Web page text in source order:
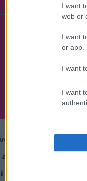
I want
web or
I want
or app.
I want
I want
podviga lotil
2025, ko je v
rekord. Ob tem bo